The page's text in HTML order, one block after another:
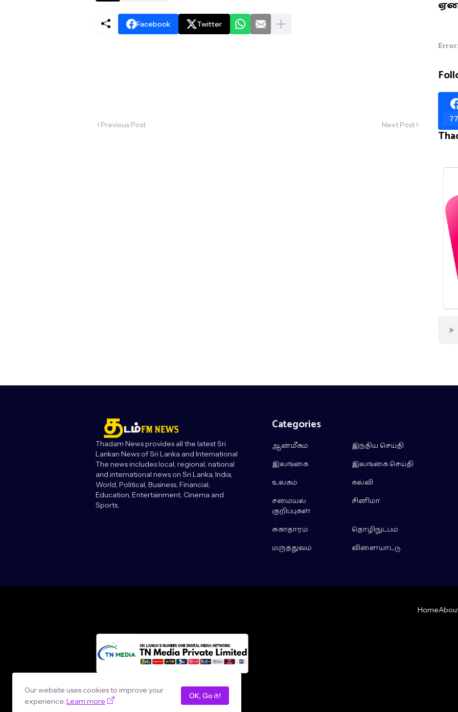
Facebook Twitter
Previous Post Next Post
Thadam News provides all the latest Sri
Lankan News of Sri Lanka and International
The news includes local, regional, national
and international news on Sri Lanka, India,
World, Political, Business, Financial,
Education, Entertainment, Cinema and
Sports.
Categories
ஆன்மீகம்
இந்திய செய்தி
இலங்கை
இலங்கை செய்தி
உலகம்
கல்வி
சமையல்
குறிப்புகள்
சினிமா
சுகாதாரம்
தொழிநுட்பம்
மருத்துவம்
விளையாட்டு
Design by - loncey tech
Home
Our website uses cookies to improve your
experience. Learn more
OK, Go it!